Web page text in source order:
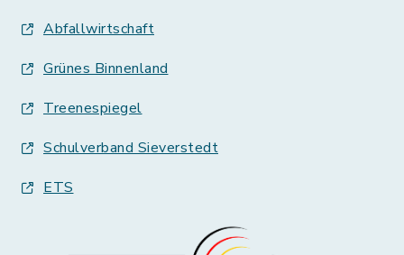
Abfallwirtschaft
Grünes Binnenland
Treenespiegel
Schulverband Sieverstedt
ETS